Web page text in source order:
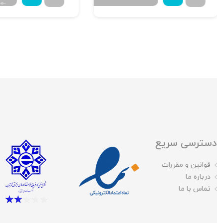
۷۳۰,۰۰۰
دسترسی سریع
قوانین و مقررات
درباره ما
تماس با ما